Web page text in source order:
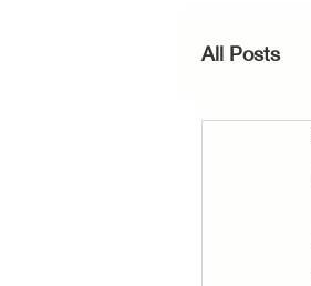
All Posts